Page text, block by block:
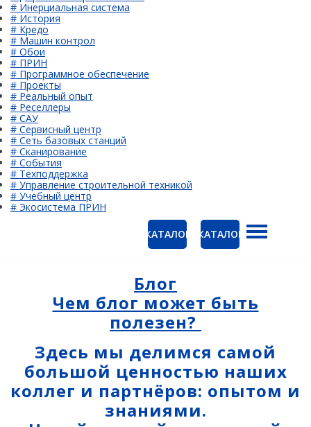
# Инерциальная система
# История
# Кредо
# Машин контрол
# Обои
# ПРИН
# Программное обеспечение
# Проекты
# Реальный опыт
# Реселлеры
# САУ
# Сервисный центр
# Сеть базовых станций
# Сканирование
# События
# Техподдержка
# Управление строительной техникой
# Учебный центр
# Экосистема ПРИН
КАТАЛОГ КАТАЛОГ
CHCNAV
Trimble
Spectra Precision
Блог
Чем блог может быть
полезен?
Здесь мы делимся самой
большой ценностью наших
коллег и партнёров: опытом и
знаниями.